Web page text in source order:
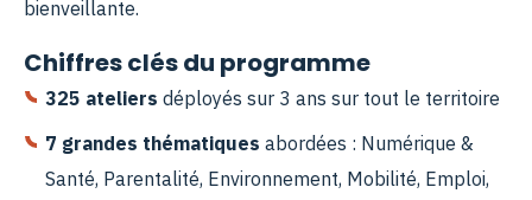
bienveillante.
Chiffres clés du programme
325 ateliers déployés sur 3 ans sur tout le territoire
7 grandes thématiques abordées : Numérique &
Santé, Parentalité, Environnement, Mobilité, Emploi,